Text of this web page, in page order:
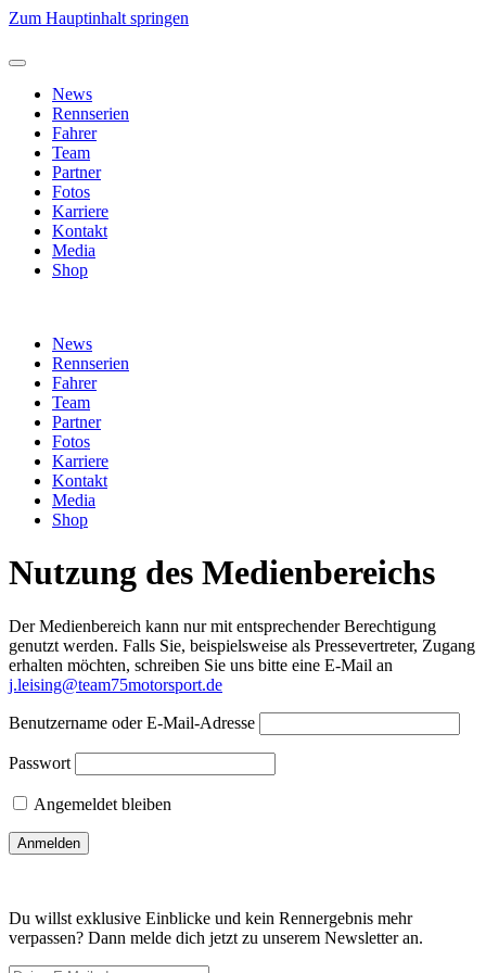
Zum Hauptinhalt springen
News
Rennserien
Fahrer
Team
Partner
Fotos
Karriere
Kontakt
Media
Shop
News
Rennserien
Fahrer
Team
Partner
Fotos
Karriere
Kontakt
Media
Shop
Nutzung des Medienbereichs
Der Medienbereich kann nur mit entsprechender Berechtigung
genutzt werden. Falls Sie, beispielsweise als Pressevertreter, Zugang
erhalten möchten, schreiben Sie uns bitte eine E-Mail an
j.leising@team75motorsport.de
Benutzername oder E-Mail-Adresse
Passwort
Angemeldet bleiben
Du willst exklusive Einblicke und kein Rennergebnis mehr
verpassen? Dann melde dich jetzt zu unserem Newsletter an.